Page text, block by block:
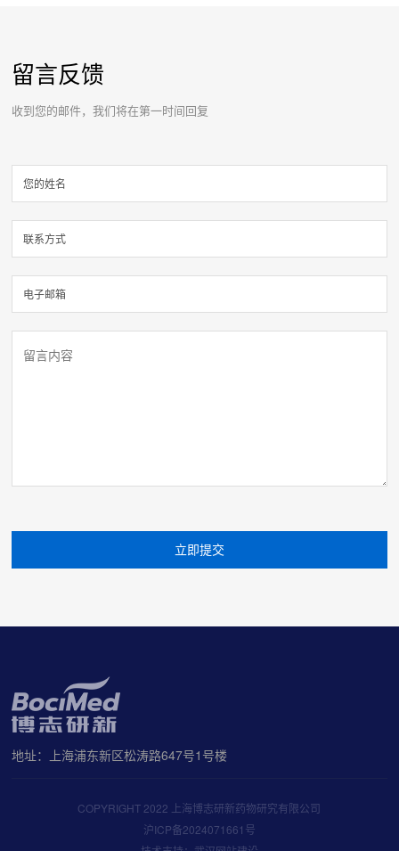
留言反馈
收到您的邮件，我们将在第一时间回复
地址：上海浦东新区松涛路647号1号楼
COPYRIGHT 2022 上海博志研新药物研究有限公司
沪ICP备2024071661号